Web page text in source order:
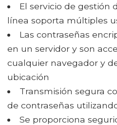
El servicio de gestión
línea soporta múltiples
Las contraseñas
en un servidor y son
cualquier navegador y
ubicación
Transmisión segura
de contraseñas utilizando
Se proporciona